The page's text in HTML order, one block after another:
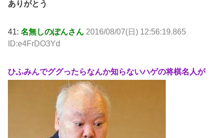
ありがとう
41: 名無しのぽんさん 2016/08/07(日) 12:56:19.865
ID:e4FrDO3Yd
ひふみんでググったらなんか知らないハゲの将棋名人が